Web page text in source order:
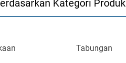
Kategori Produk
Tabungan